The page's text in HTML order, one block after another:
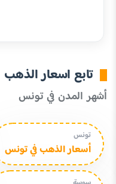
تابع اسعار الذهب
أشهر المدن في تونس
تونس
أسعار الذهب في تونس